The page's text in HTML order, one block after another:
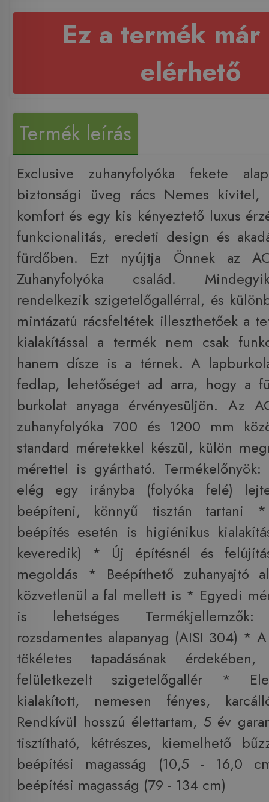
Ez a termék már
elérhető
Termék leírás
Exclusive zuhanyfolyóka fekete
biztonsági üveg rács Nemes kivitel,
komfort és egy kis kényeztető luxus
funkcionalitás, eredeti design és
fürdőben. Ezt nyújtja Önnek az
Zuhanyfolyóka család.
rendelkezik szigetelőgallérral, és
mintázatú rácsfeltétek illeszthetőek a
kialakítással a termék nem csak
hanem dísze is a térnek. A
fedlap, lehetőséget ad arra, hogy a
burkolat anyaga érvényesüljön. Az
zuhanyfolyóka 700 és 1200 mm
standard méretekkel készül, külön
mérettel is gyártható.
elég egy irányba (folyóka felé)
beépíteni, könnyű tisztán tartani *
beépítés esetén is higiénikus
keveredik) * Új építésnél és
megoldás * Beépíthető zuhanyajtó
közvetlenül a fal mellett is * Egyedi
is lehetséges
rozsdamentes alapanyag (AISI 304) *
tökéletes tapadásának érdekében,
felületkezelt szigetelőgallér *
kialakított, nemesen fényes,
Rendkívül hosszú élettartam, 5 év
tisztítható, kétrészes, kiemelhető
beépítési magasság (10,5 - 16,0
beépítési magasság (79 - 134 cm)